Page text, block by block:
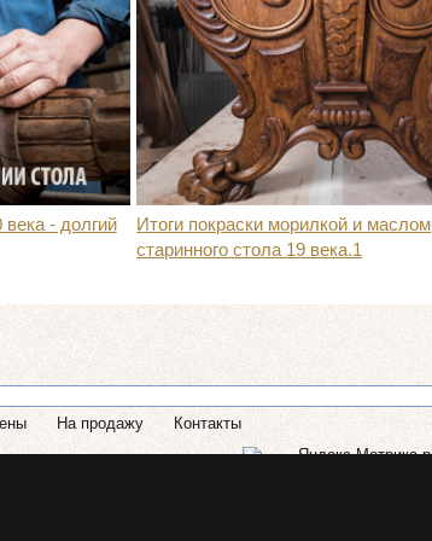
- долгий
Итоги покраски морилкой и маслом
старинного стола 19 века.1
На продажу Контакты